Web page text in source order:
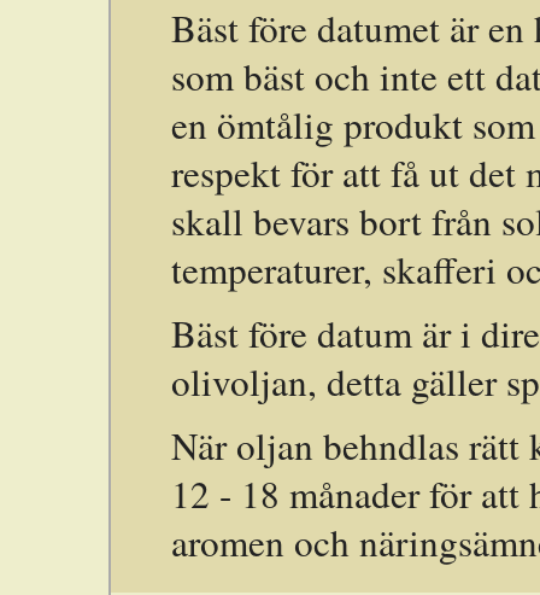
Bäst före datumet är
som bäst och inte ett
en ömtålig produkt
respekt för att få ut det
skall bevars bort från
temperaturer, skafferi
Bäst före datum är i
olivoljan, detta gäller
När oljan behndlas rätt
12 - 18 månader för
aromen och